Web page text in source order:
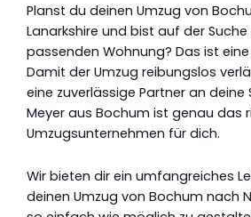
Planst du deinen Umzug von
Lanarkshire und bist auf der
passenden Wohnung? Das ist
Damit der Umzug reibungslos
eine zuverlässige Partner an deine
Meyer aus Bochum ist genau das
Umzugsunternehmen für dich.
Wir bieten dir ein umfangreiches
deinen Umzug von Bochum nach